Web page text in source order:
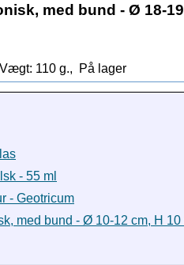
med bund - Ø 18-
110 g., På lager
- 55 ml
- Geotricum
med bund - Ø 10-12 cm, H 10